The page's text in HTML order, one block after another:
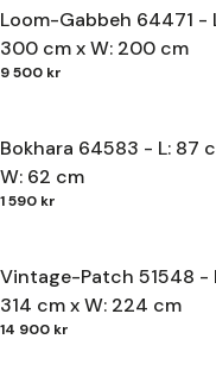
Loom-Gabbeh 64471 -
300 cm x W: 200 cm
9 500 kr
Bokhara 64583 - L: 87
W: 62 cm
1 590 kr
Vintage-Patch 51548 -
314 cm x W: 224 cm
14 900 kr